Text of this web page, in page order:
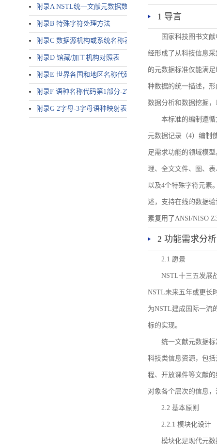
附录A NSTL统一文献元数据数据唯一标识符规则
附录B 特殊字符处理方法
附录C 数据源机构或系统名称表
附录D 馆藏/加工机构对照表
附录E 世界各国和地区名称代码-2字母代码（GB/T 2659-
附录F 语种名称代码第1部分-2字母代码（GB/T 4880.1-2005
附录G 2字母-3字母语种映射表
1 导言
国家科技图书文
经形成了从科技信息
的元数据标准仅能满
种数据的统一描述，
数据分析和数据挖掘
本标准的编制遵
元数据记录（4）编制
足需求功能的领域模
理、全文文件、图、
以及4个特殊字符元素
述，支持在线的数据
素复用了ANSI/NISO
2 功能需求分析
2.1 愿景
NSTL十三五发展
NSTL未来五年或更长
为NSTL建成国际一流
标的实现。
统一文献元数据
科技类信息资源，包
程、开放课件等文献
对象各个层次的信息
2.2 基本原则
2.2.1 模块化设计
模块化是现代元